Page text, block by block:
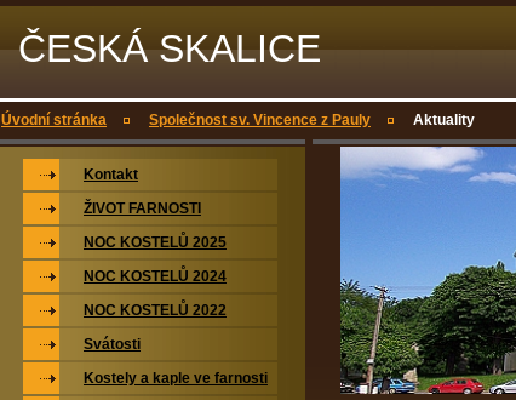
ČESKÁ SKALICE
Úvodní stránka Společnost sv. Vincence z Pauly Aktuality
Kontakt
ŽIVOT FARNOSTI
NOC KOSTELŮ 2025
NOC KOSTELŮ 2024
NOC KOSTELŮ 2022
Svátosti
Kostely a kaple ve farnosti